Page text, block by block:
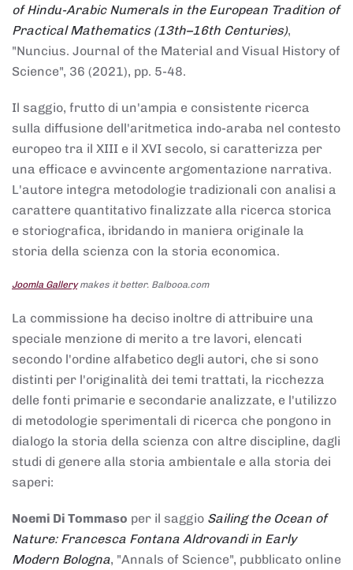
of Hindu-Arabic Numerals in the European Tradition of
Practical Mathematics (13th–16th Centuries),
"Nuncius. Journal of the Material and Visual History of
Science", 36 (2021), pp. 5-48.
Il saggio, frutto di un'ampia e consistente ricerca
sulla diffusione dell'aritmetica indo-araba nel contesto
europeo tra il XIII e il XVI secolo, si caratterizza per
una efficace e avvincente argomentazione narrativa.
L'autore integra metodologie tradizionali con analisi a
carattere quantitativo finalizzate alla ricerca storica
e storiografica, ibridando in maniera originale la
storia della scienza con la storia economica.
Joomla Gallerymakes it better. Balbooa.com
La commissione ha deciso inoltre di attribuire una
speciale menzione di merito a tre lavori, elencati
secondo l'ordine alfabetico degli autori, che si sono
distinti per l'originalità dei temi trattati, la ricchezza
delle fonti primarie e secondarie analizzate, e l'utilizzo
di metodologie sperimentali di ricerca che pongono in
dialogo la storia della scienza con altre discipline, dagli
studi di genere alla storia ambientale e alla storia dei
saperi:
Noemi Di Tommaso per il saggio Sailing the Ocean of
Nature: Francesca Fontana Aldrovandi in Early
Modern Bologna, "Annals of Science", pubblicato online